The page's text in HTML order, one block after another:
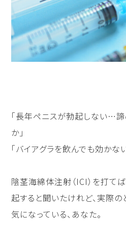
「長年ペニスが勃起しない…
か」
「バイアグラを飲んでも効かな
陰茎海綿体注射（ICI）を打て
起すると聞いたけれど、実際の
気になっている、あなた。